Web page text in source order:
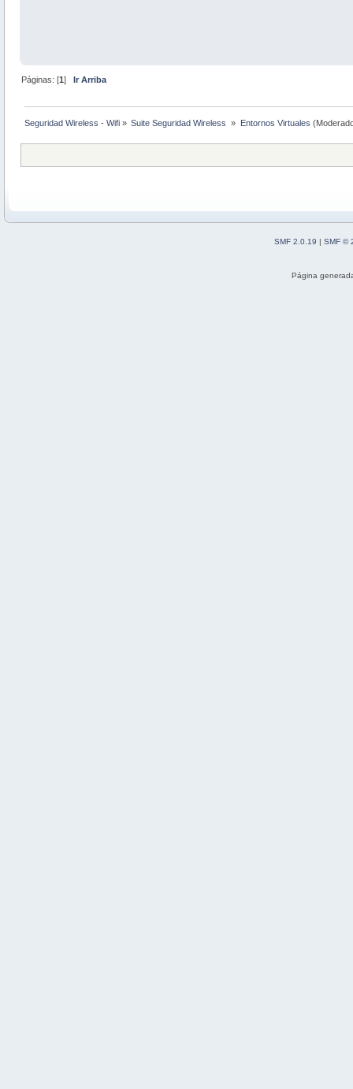
Páginas: [1]Ir Arriba
Seguridad Wireless - Wifi » Suite Seguridad Wireless » Entornos Virtuales
SMF 2.0.19 | SMF ©
Página